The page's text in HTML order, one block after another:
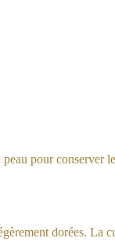
pour
dorées.